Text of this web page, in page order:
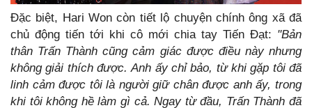
Đặc biệt, Hari Won còn tiết lộ chuyện chính ông xã đã
chủ động tiến tới khi cô mới chia tay Tiến Đạt: "Bản
thân Trấn Thành cũng cảm giác được điều này nhưng
không giải thích được. Anh ấy chỉ bảo, từ khi gặp tôi đã
linh cảm được tôi là người giữ chân được anh ấy, trong
khi tôi không hề làm gì cả. Ngay từ đầu, Trấn Thành đã